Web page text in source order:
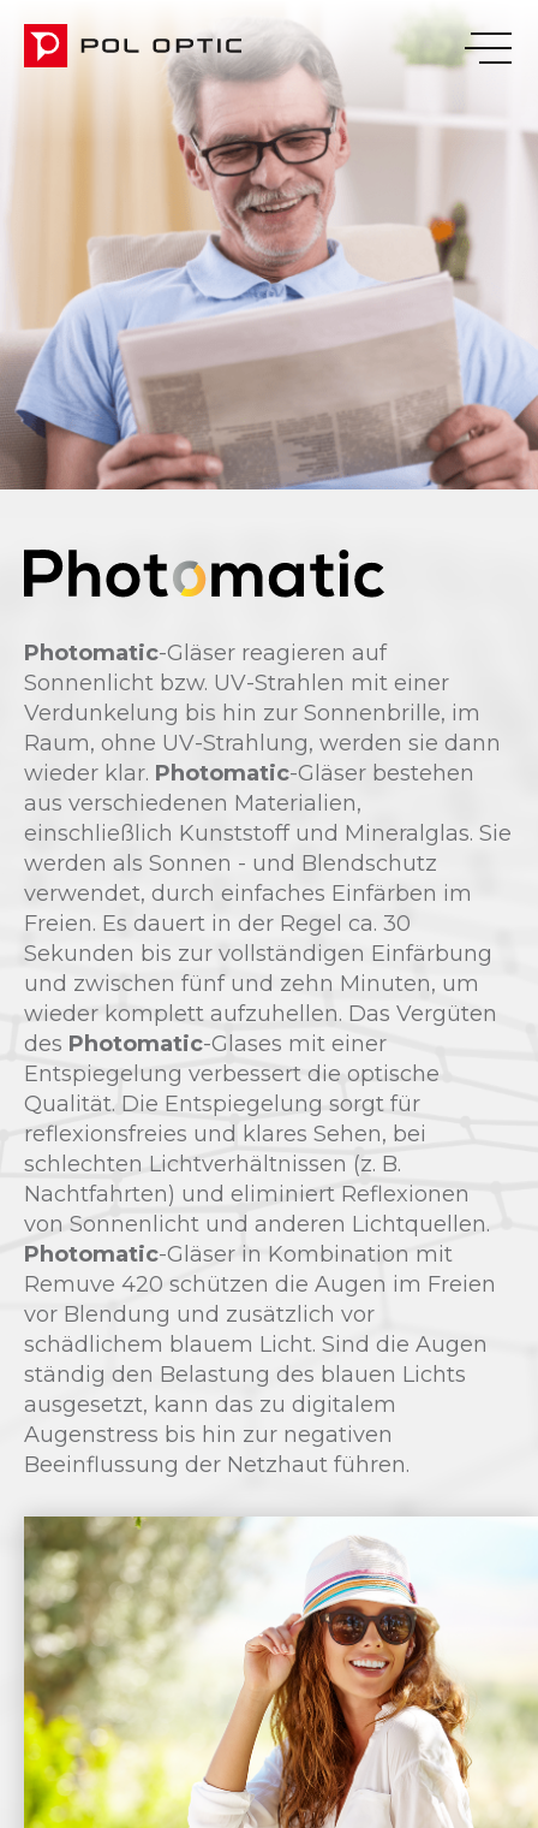
Photomatic-Gläser reagieren auf
Sonnenlicht bzw. UV-Strahlen mit einer
Verdunkelung bis hin zur Sonnenbrille, im
Raum, ohne UV-Strahlung, werden sie dann
wieder klar. Photomatic-Gläser bestehen
aus verschiedenen Materialien,
einschließlich Kunststoff und Mineralglas. Sie
werden als Sonnen - und Blendschutz
verwendet, durch einfaches Einfärben im
Freien. Es dauert in der Regel ca. 30
Sekunden bis zur vollständigen Einfärbung
und zwischen fünf und zehn Minuten, um
wieder komplett aufzuhellen. Das Vergüten
des Photomatic-Glases mit einer
Entspiegelung verbessert die optische
Qualität. Die Entspiegelung sorgt für
reflexionsfreies und klares Sehen, bei
schlechten Lichtverhältnissen (z. B.
Nachtfahrten) und eliminiert Reflexionen
von Sonnenlicht und anderen Lichtquellen.
Photomatic-Gläser in Kombination mit
Remuve 420 schützen die Augen im Freien
vor Blendung und zusätzlich vor
schädlichem blauem Licht. Sind die Augen
ständig den Belastung des blauen Lichts
ausgesetzt, kann das zu digitalem
Augenstress bis hin zur negativen
Beeinflussung der Netzhaut führen.